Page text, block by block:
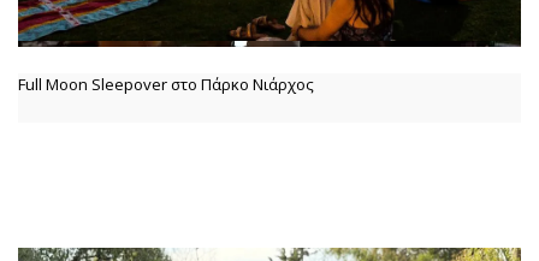
Full Moon Sleepover στο Πάρκο Νιάρχος